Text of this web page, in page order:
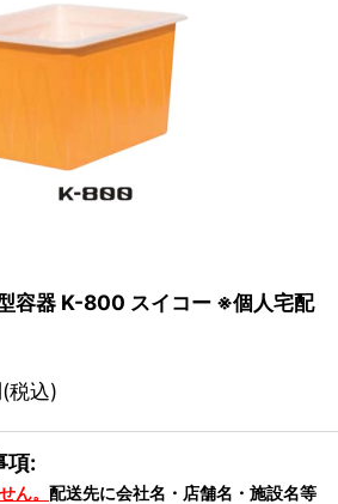
容器 K-800 スイコー ※個人宅配
(税込)
項:
ん。 配送先に会社名・店舗名・施設名等